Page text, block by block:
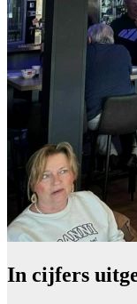
In cijfers